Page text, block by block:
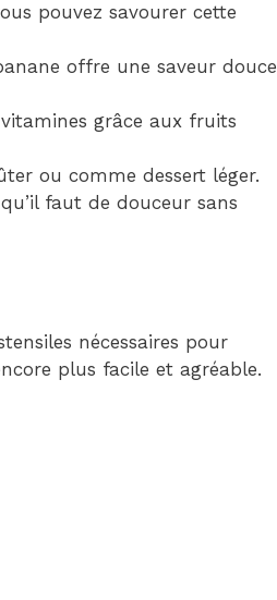
pouvez savourer cette
offre une saveur douce
grâce aux fruits
ou comme dessert léger.
faut de douceur sans
nécessaires pour
plus facile et agréable.